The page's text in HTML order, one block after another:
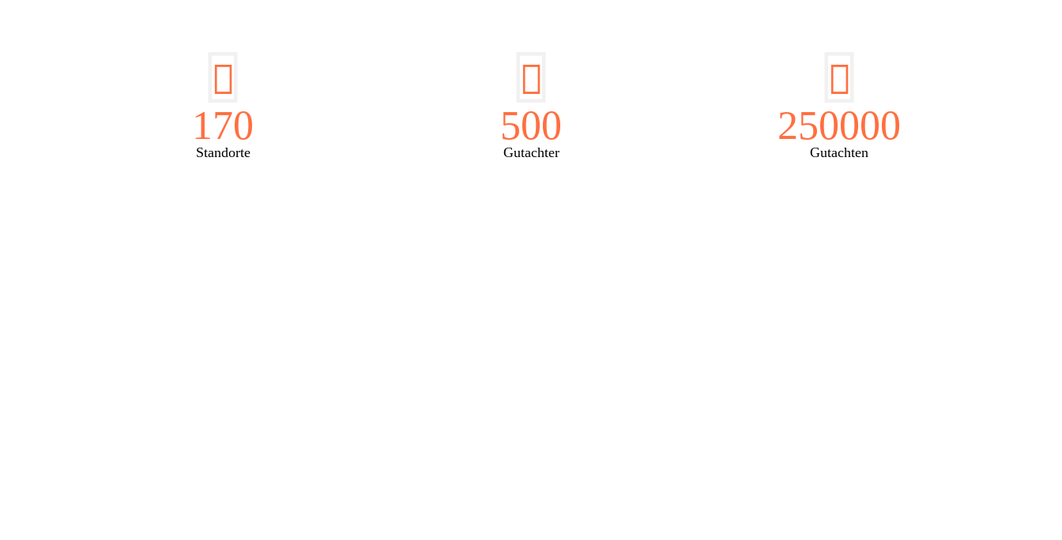
170
Standorte
500
Gutachter
250000
Gutachten